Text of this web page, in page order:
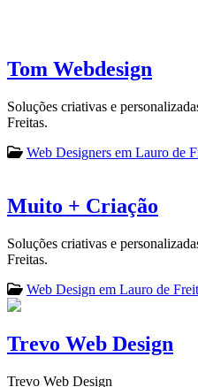
Tom Webdesign
Soluções criativas e
Freitas.
Web Designers em Lauro de
Muito + Criação
Soluções criativas e
Freitas.
Web Design em Lauro de
Trevo Web Design
Trevo Web Design